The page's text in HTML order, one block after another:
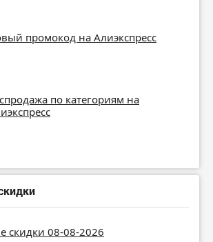
промокод на Алиэкспресс
по категориям на
скидки 08-08-2026